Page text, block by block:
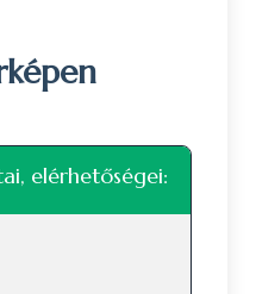
elérhetőségei: